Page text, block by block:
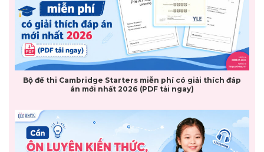
Bộ đề thi Cambridge Starters miễn phí có giải thích đáp
án mới nhất 2026 (PDF tải ngay)